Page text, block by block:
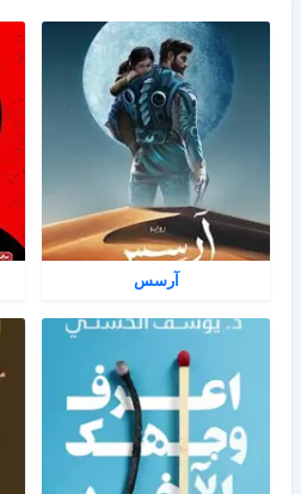
آرسس